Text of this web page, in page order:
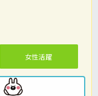
女性活躍